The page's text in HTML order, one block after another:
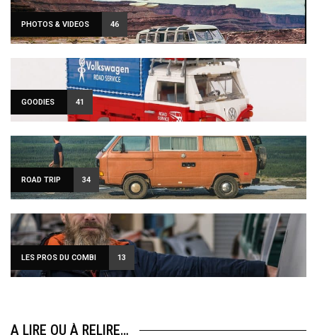
PHOTOS & VIDEOS 46
GOODIES 41
ROAD TRIP 34
LES PROS DU COMBI 13
A LIRE OU À RELIRE…